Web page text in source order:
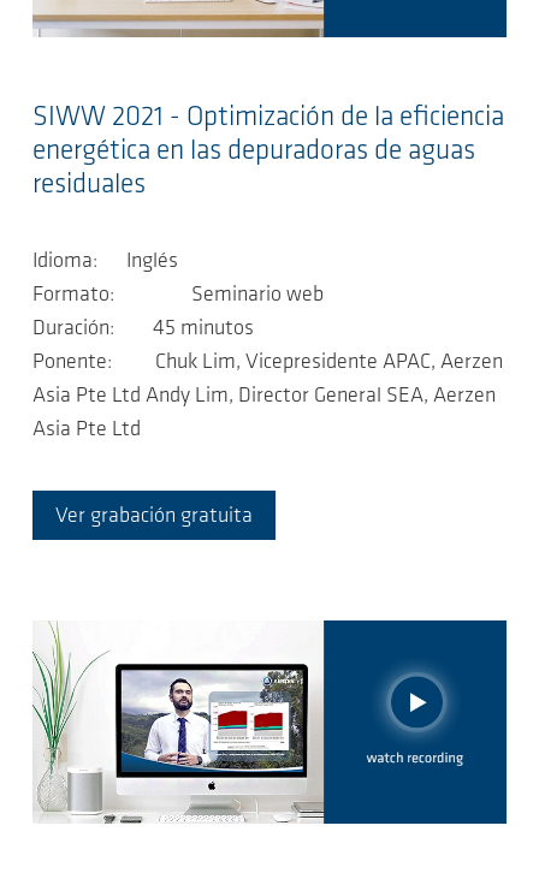
SIWW 2021 - Optimización de la eficiencia
energética en las depuradoras de aguas
residuales
Idioma: Inglés
Formato: Seminario web
Duración: 45 minutos
Ponente: Chuk Lim, Vicepresidente APAC, Aerzen
Asia Pte Ltd Andy Lim, Director General SEA, Aerzen
Asia Pte Ltd
Ver grabación gratuita